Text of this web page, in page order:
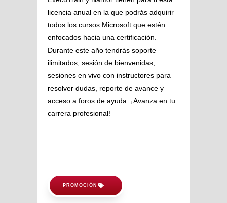
licencia anual en la que podrás adquirir
todos los cursos Microsoft que estén
enfocados hacia una certificación.
Durante este año tendrás soporte
ilimitados, sesión de bienvenidas,
sesiones en vivo con instructores para
resolver dudas, reporte de avance y
acceso a foros de ayuda. ¡Avanza en tu
carrera profesional!
PROMOCIÓN